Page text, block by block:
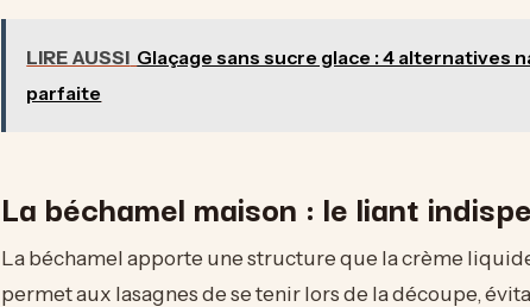
LIRE AUSSI Glaçage sans sucre glace : 4 alternatives
parfaite
La béchamel maison : le liant
La béchamel apporte une structure que la crème
permet aux lasagnes de se tenir lors de la découpe,